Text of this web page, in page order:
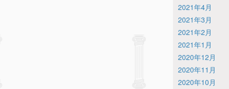
2021年4月
2021年3月
2021年2月
2021年1月
2020年12月
2020年11月
2020年10月